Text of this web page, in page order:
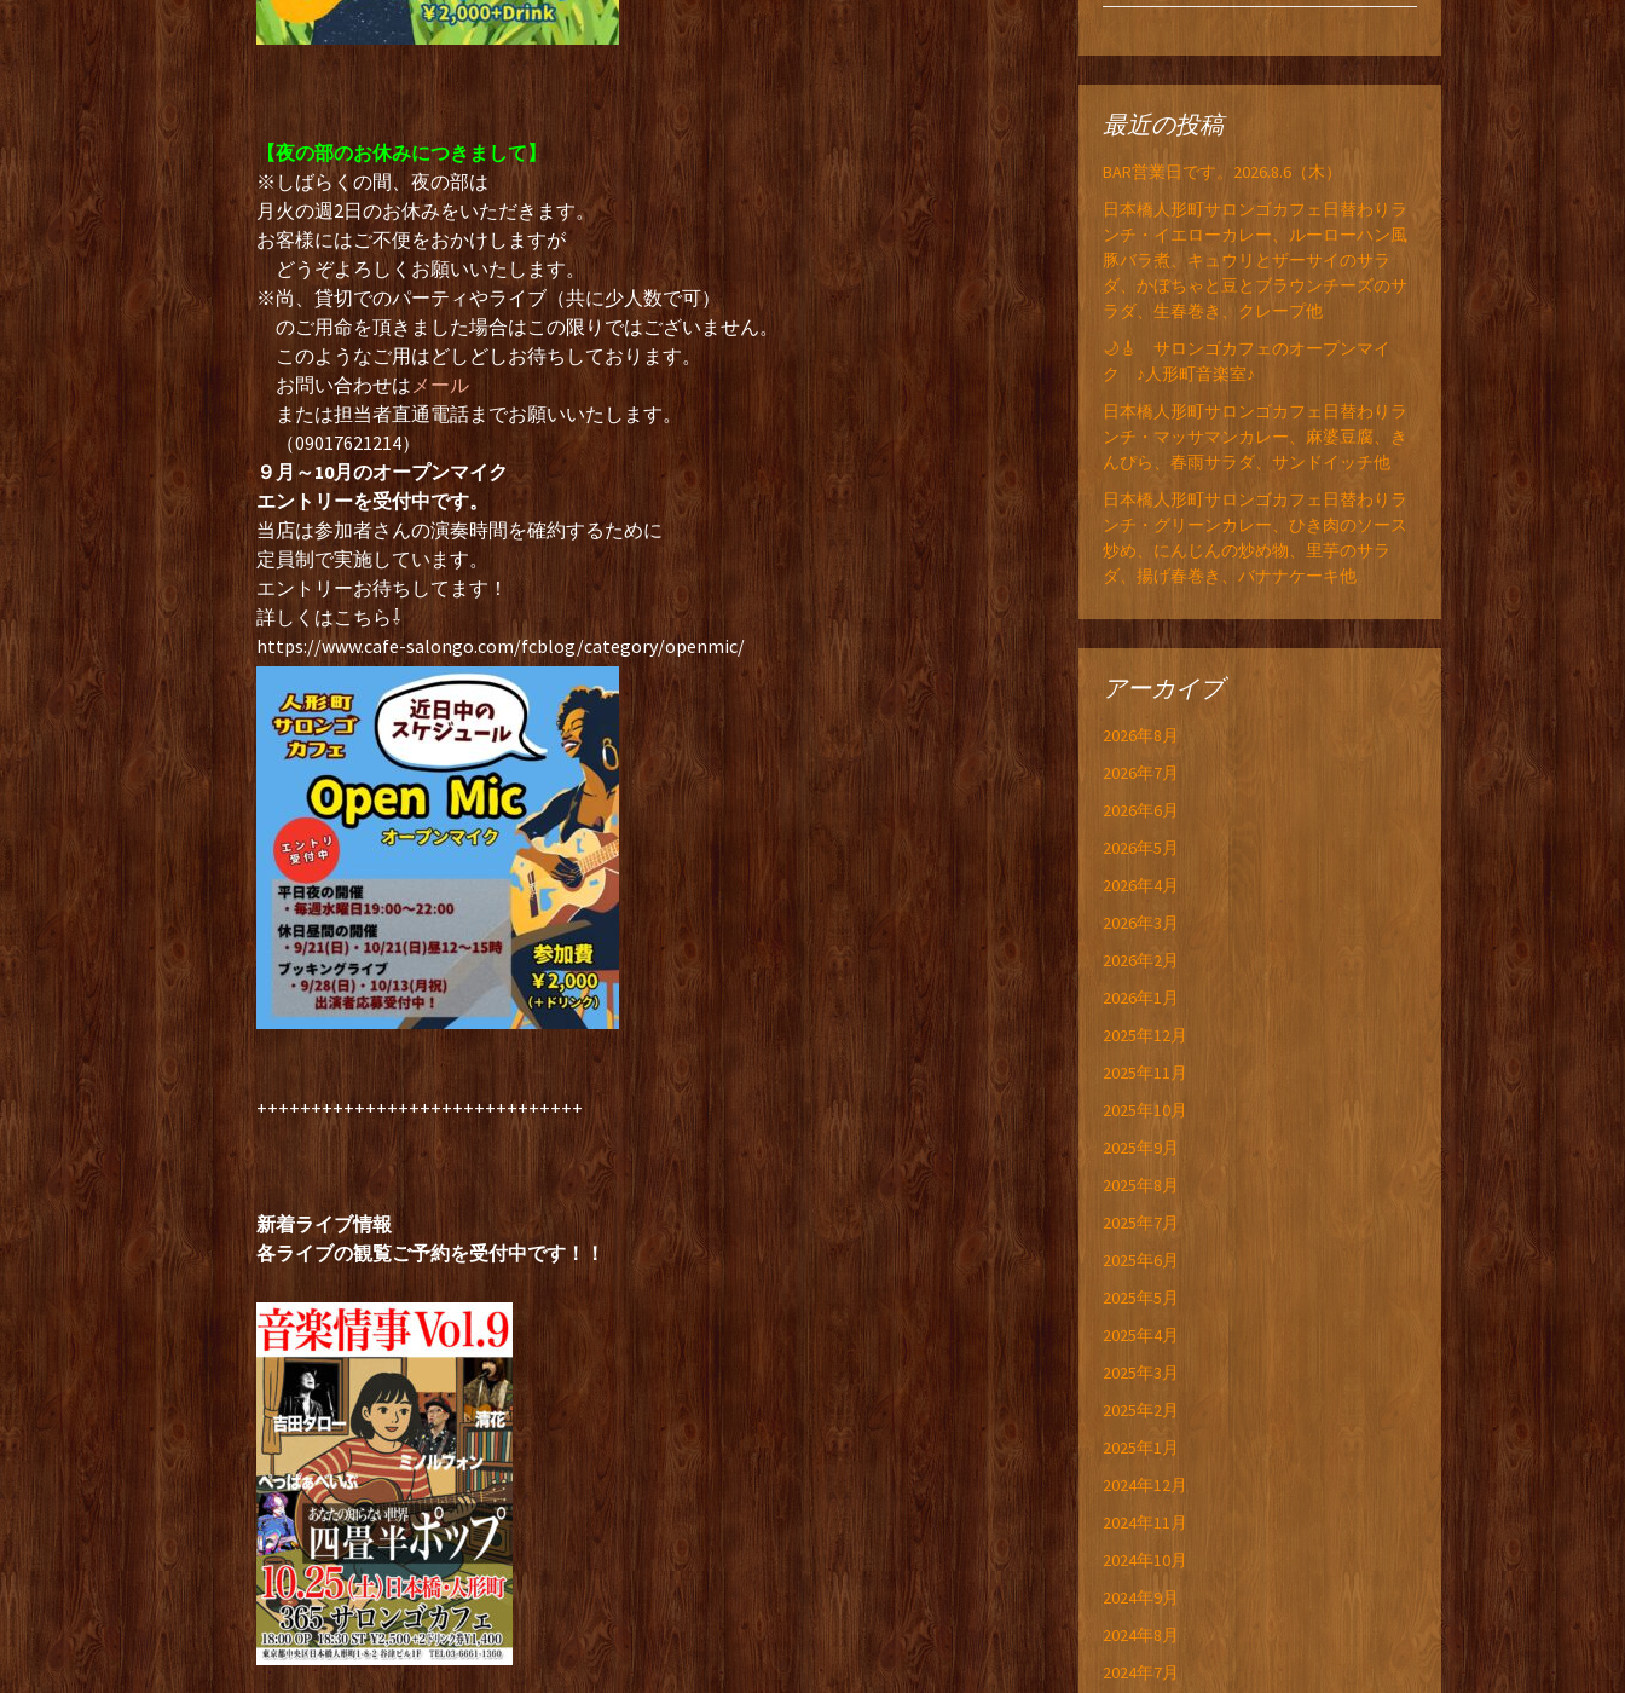
【夜の部のお休みにつきまして】
※しばらくの間、夜の部は
月火の週2日のお休みをいただきます。
お客様にはご不便をおかけしますが
どうぞよろしくお願いいたします。
※尚、貸切でのパーティやライブ（共に少人数で可）
のご用命を頂きました場合はこの限りではございません。
このようなご用はどしどしお待ちしております。
お問い合わせはメール
または担当者直通電話までお願いいたします。
（09017621214）
９月～10月のオープンマイク
エントリーを受付中です。
当店は参加者さんの演奏時間を確約するために
定員制で実施しています。
エントリーお待ちしてます！
詳しくはこちら⇩
https://www.cafe-salongo.com/fcblog/category/openmic/
++++++++++++++++++++++++++++++
新着ライブ情報
各ライブの観覧ご予約を受付中です！！
最近の投稿
BAR営業日です。2026.8.6（木）
日本橋人形町サロンゴカフェ日替わりラ
ンチ・イエローカレー、ルーローハン風
豚バラ煮、キュウリとザーサイのサラ
ダ、かぼちゃと豆とブラウンチーズのサ
ラダ、生春巻き、クレープ他
🌙🎸 サロンゴカフェのオープンマイ
ク ♪人形町音楽室♪
日本橋人形町サロンゴカフェ日替わりラ
ンチ・マッサマンカレー、麻婆豆腐、き
んぴら、春雨サラダ、サンドイッチ他
日本橋人形町サロンゴカフェ日替わりラ
ンチ・グリーンカレー、ひき肉のソース
炒め、にんじんの炒め物、里芋のサラ
ダ、揚げ春巻き、バナナケーキ他
アーカイブ
2026年8月
2026年7月
2026年6月
2026年5月
2026年4月
2026年3月
2026年2月
2026年1月
2025年12月
2025年11月
2025年10月
2025年9月
2025年8月
2025年7月
2025年6月
2025年5月
2025年4月
2025年3月
2025年2月
2025年1月
2024年12月
2024年11月
2024年10月
2024年9月
2024年8月
2024年7月